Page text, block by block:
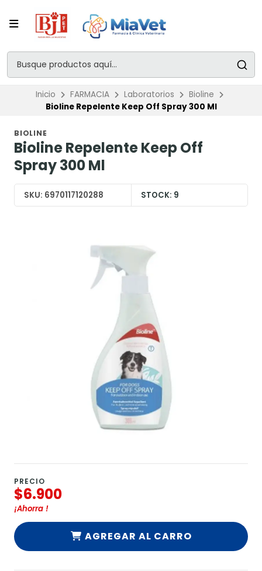
Inicio FARMACIA Laboratorios
Bioline
Bioline Repelente Keep Off Spray 300 Ml
BIOLINE
Bioline Repelente Keep Off
Spray 300 Ml
SKU: 6970117120288 STOCK: 9
PRECIO
$6.900
¡Ahorra !
AGREGAR AL CARRO